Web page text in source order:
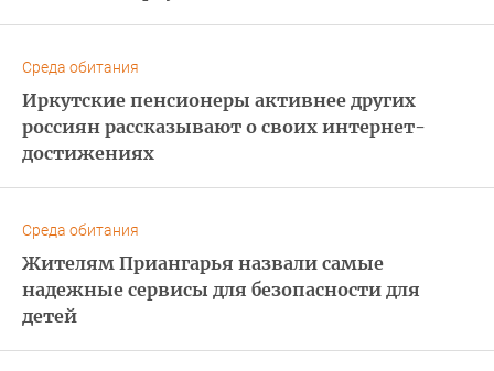
Среда обитания
Иркутские пенсионеры активнее других
россиян рассказывают о своих интернет-
достижениях
Среда обитания
Жителям Приангарья назвали самые
надежные сервисы для безопасности для
детей